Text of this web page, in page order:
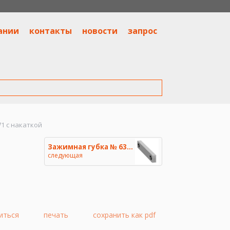
контакты новости запрос
с накаткой
Зажимная губка № 6371 гладкая
следующая
печать сохранить как pdf